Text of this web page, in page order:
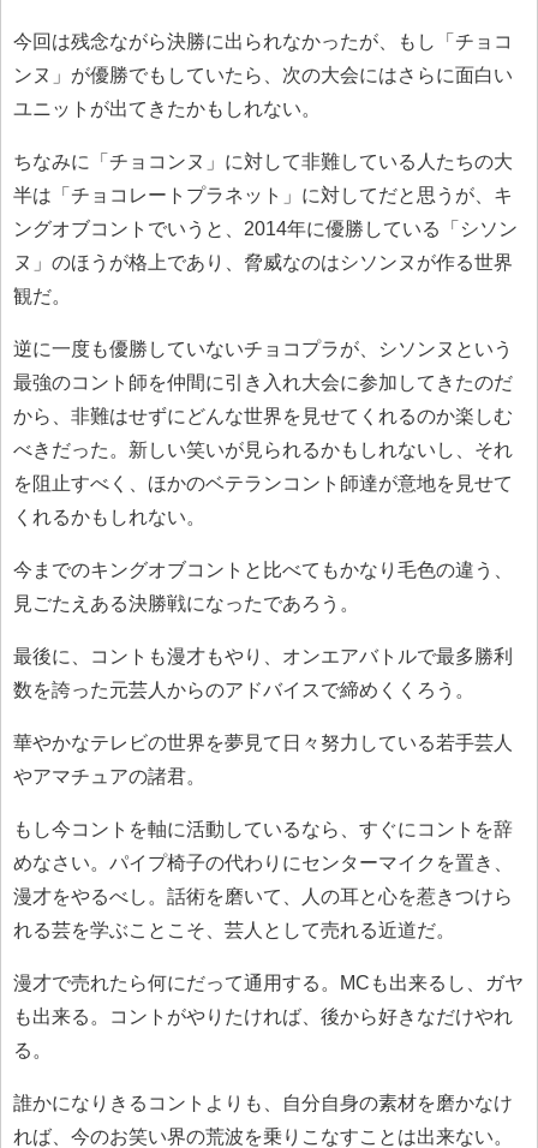
今回は残念ながら決勝に出られなかったが、もし「チョコ
ンヌ」が優勝でもしていたら、次の大会にはさらに面白い
ユニットが出てきたかもしれない。
ちなみに「チョコンヌ」に対して非難している人たちの大
半は「チョコレートプラネット」に対してだと思うが、キ
ングオブコントでいうと、2014年に優勝している「シソン
ヌ」のほうが格上であり、脅威なのはシソンヌが作る世界
観だ。
逆に一度も優勝していないチョコプラが、シソンヌという
最強のコント師を仲間に引き入れ大会に参加してきたのだ
から、非難はせずにどんな世界を見せてくれるのか楽しむ
べきだった。新しい笑いが見られるかもしれないし、それ
を阻止すべく、ほかのベテランコント師達が意地を見せて
くれるかもしれない。
今までのキングオブコントと比べてもかなり毛色の違う、
見ごたえある決勝戦になったであろう。
最後に、コントも漫才もやり、オンエアバトルで最多勝利
数を誇った元芸人からのアドバイスで締めくくろう。
華やかなテレビの世界を夢見て日々努力している若手芸人
やアマチュアの諸君。
もし今コントを軸に活動しているなら、すぐにコントを辞
めなさい。パイプ椅子の代わりにセンターマイクを置き、
漫才をやるべし。話術を磨いて、人の耳と心を惹きつけら
れる芸を学ぶことこそ、芸人として売れる近道だ。
漫才で売れたら何にだって通用する。MCも出来るし、ガヤ
も出来る。コントがやりたければ、後から好きなだけやれ
る。
誰かになりきるコントよりも、自分自身の素材を磨かなけ
れば、今のお笑い界の荒波を乗りこなすことは出来ない。